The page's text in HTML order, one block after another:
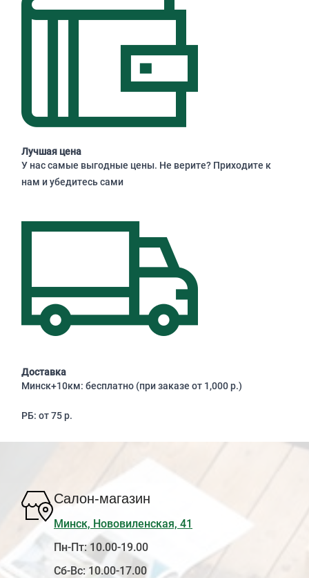
Лучшая цена
У нас самые выгодные цены. Не верите? Приходите к
нам и убедитесь сами
Доставка
Минск+10км: бесплатно (при заказе от 1,000 р.)
РБ: от 75 р.
Салон-магазин
Минск, Нововиленская, 41
Пн-Пт: 10.00-19.00
Сб-Вс: 10.00-17.00